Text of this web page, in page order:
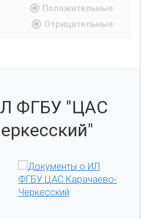
Положительные
Отрицательные
ФГБУ "ЦАС